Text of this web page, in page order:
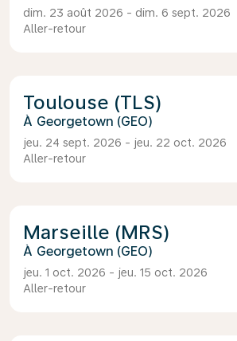
dim. 23 août 2026 - dim. 6 sept. 2026
Aller-retour
Toulouse (TLS)
Georgetown (GEO)
jeu. 24 sept. 2026 - jeu. 22 oct. 2026
Aller-retour
Marseille (MRS)
Georgetown (GEO)
jeu. 1 oct. 2026 - jeu. 15 oct. 2026
Aller-retour